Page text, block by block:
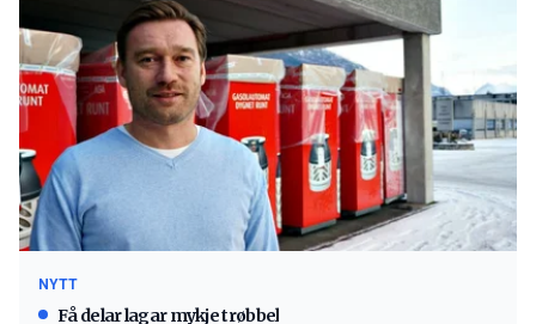
NYTT
Få delar lagar mykje trøbbel